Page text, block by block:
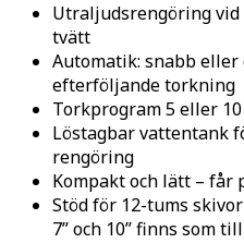
Utraljudsrengöring vid
tvätt
Automatik: snabb
efterföljande torkning
Torkprogram 5 eller
Löstagbar vattentank
rengöring
Kompakt och lätt – får
Stöd för 12-tums
7” och 10” finns som